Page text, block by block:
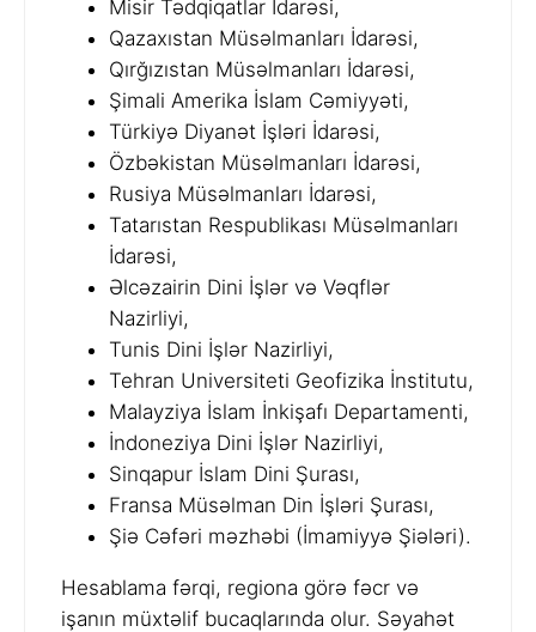
Misir Tədqiqatlar İdarəsi,
Qazaxıstan Müsəlmanları İdarəsi,
Qırğızıstan Müsəlmanları İdarəsi,
Şimali Amerika İslam Cəmiyyəti,
Türkiyə Diyanət İşləri İdarəsi,
Özbəkistan Müsəlmanları İdarəsi,
Rusiya Müsəlmanları İdarəsi,
Tatarıstan Respublikası Müsəlmanları
İdarəsi,
Əlcəzairin Dini İşlər və Vəqflər
Nazirliyi,
Tunis Dini İşlər Nazirliyi,
Tehran Universiteti Geofizika İnstitutu,
Malayziya İslam İnkişafı Departamenti,
İndoneziya Dini İşlər Nazirliyi,
Sinqapur İslam Dini Şurası,
Fransa Müsəlman Din İşləri Şurası,
Şiə Cəfəri məzhəbi (İmamiyyə Şiələri).
Hesablama fərqi, regiona görə fəcr və
işanın müxtəlif bucaqlarında olur. Səyahət